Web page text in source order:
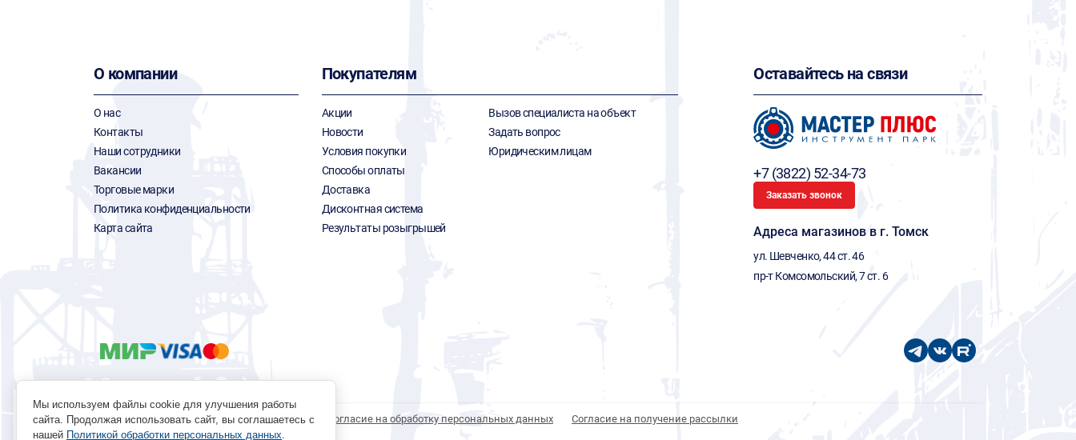
О компании
О нас
Контакты
Наши сотрудники
Вакансии
Торговые марки
Политика конфиденциальности
Карта сайта
Покупателям
Акции
Новости
Условия покупки
Способы оплаты
Доставка
Дисконтная система
Результаты розыгрышей
Вызов специалиста на объект
Задать вопрос
Юридическим лицам
Оставайтесь на связи
+7 (3822) 52-34-73
Заказать звонок
Адреса магазинов в г. Томск
ул. Шевченко, 44 ст. 46
пр-т Комсомольский, 7 ст. 6
Политика обработки персональных данных Согласие на обработку персональных данных Согласие на получение рассылки
Мы используем файлы cookie для улучшения работы
сайта. Продолжая использовать сайт, вы соглашаетесь с
нашей Политикой обработки персональных данных.